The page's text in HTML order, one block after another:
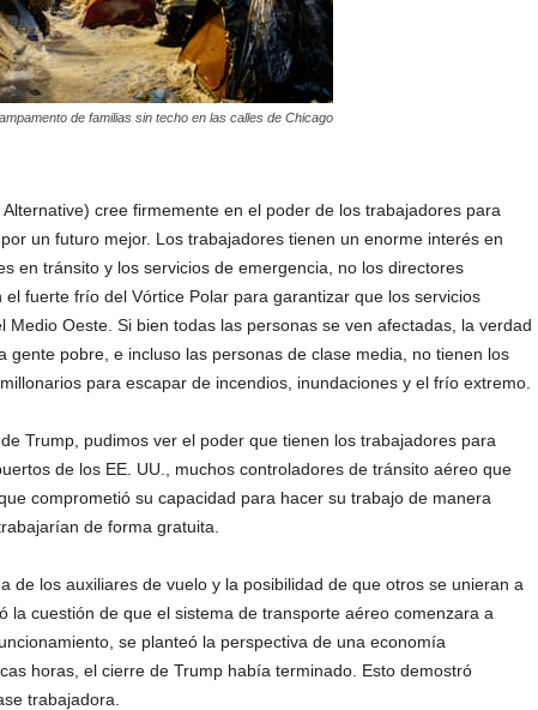
de familias sin techo en las calles de Chicago
cree firmemente en el poder de los trabajadores para
un futuro mejor. Los trabajadores tienen un enorme interés en
en tránsito y los servicios de emergencia, no los directores
fuerte frío del Vórtice Polar para garantizar que los servicios
Medio Oeste. Si bien todas las personas se ven afectadas, la verdad
gente pobre, e incluso las personas de clase media, no tienen los
para escapar de incendios, inundaciones y el frío extremo.
Trump, pudimos ver el poder que tienen los trabajadores para
de los EE. UU., muchos controladores de tránsito aéreo que
comprometió su capacidad para hacer su trabajo de manera
de forma gratuita.
de los auxiliares de vuelo y la posibilidad de que otros se unieran a
la cuestión de que el sistema de transporte aéreo comenzara a
se planteó la perspectiva de una economía
horas, el cierre de Trump había terminado. Esto demostró
trabajadora.